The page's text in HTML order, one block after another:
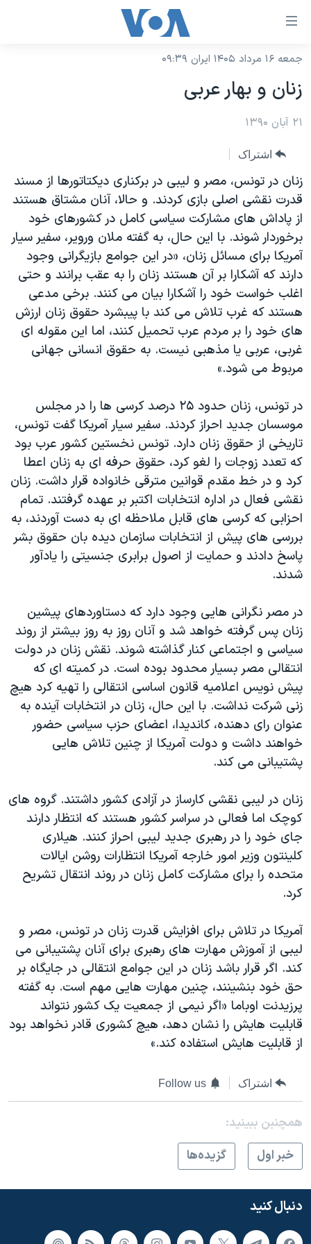
لینکهای
دسترسی
جهش
محتوای
جهش
به
صفحه
اصلی
جهش
به
جستجو
نسخه سبک وب‌سایت
موضوع ها
ایران
جهان
ورزشی
گزیده‌ها
ویژه برنامه‌ها
ویدیوها
فرهنگ و زندگی
حقوق شهروندی
اقتصادی
علم و فناوری
اسرائیل در جنگ
گالری عکس
آرشیو پخش زنده
برنامه های تلویزیونی
جدول برنامه ها
صفحه‌های ویژه
جام جهانی ۲۰۲۶
عملیات خشم حماسی
۲۵۰سالگی آمریکا
بایگانی برنامه‌های تلویزیونی
مستندها
انتخابات ریاست جمهوری آمریکا ۲۰۲۴
حمله جمهوری اسلامی به اسرائیل
ورزش زنان در ایران
اعتراضات زن، زندگی، آزادی
مجموعه مستندهای دادخواهی
تریبونال مردمی آبان ۹۸
دادگاه حمید نوری
چهل سال گروگان‌گیری
قانون شفافیت دارائی کادر رهبری ایران
اسرائیل در جنگ
نرگس محمدی برنده جایزه نوبل صلح
همایش محافظه‌کاران آمریکا «سی‌پک»
صفحه‌های ویژه
سفر پرزیدنت ترامپ به چین
فرکانس‌های صدای آمریکا
پخش رادیویی
یادگیری زبان انگلیسی
دنبال کنید
زبانهای مختلف
جمعه ۱۶ مرداد ۱۴۰۵ ایران ۰۹:۳۹
زنان و بهار عربی
۲۱ آبان ۱۳۹۰
اشتراک
زنان در تونس، مصر و لیبی در برکناری دیکتاتورها از مسند
قدرت نقشی اصلی بازی کردند. و حالا، آنان مشتاق هستند
از پاداش های مشارکت سیاسی کامل در کشورهای خود
برخوردار شوند. با این حال، به گفته ملان ورویر، سفیر سیار
آمریکا برای مسائل زنان، «در این جوامع بازیگرانی وجود
دارند که آشکارا بر آن هستند زنان را به عقب برانند و حتی
اغلب خواست خود را آشکارا بیان می کنند. برخی مدعی
هستند که غرب تلاش می کند با پیبشرد حقوق زنان ارزش
های خود را بر مردم عرب تحمیل کنند، اما این مقوله ای
غربی، عربی یا مذهبی نیست. به حقوق انسانی جهانی
مربوط می شود.»
در تونس، زنان حدود ۲۵ درصد کرسی ها را در مجلس
موسسان جدید احراز کردند. سفیر سیار آمریکا گفت تونس،
تاریخی از حقوق زنان دارد. تونس نخستین کشور عرب بود
که تعدد زوجات را لغو کرد، حقوق حرفه ای به زنان اعطا
کرد و در خط مقدم قوانین مترقی خانواده قرار داشت. زنان
نقشی فعال در اداره انتخابات اکتبر بر عهده گرفتند. تمام
احزابی که کرسی های قابل ملاحظه ای به دست آوردند، به
بررسی های پیش از انتخابات سازمان دیده بان حقوق بشر
پاسخ دادند و حمایت از اصول برابری جنسیتی را یادآور
شدند.
در مصر نگرانی هایی وجود دارد که دستاوردهای پیشین
زنان پس گرفته خواهد شد و آنان روز به روز بیشتر از روند
سیاسی و اجتماعی کنار گذاشته شوند. نقش زنان در دولت
انتقالی مصر بسیار محدود بوده است. در کمیته ای که
پیش نویس اعلامیه قانون اساسی انتقالی را تهیه کرد هیچ
زنی شرکت نداشت. با این حال، زنان در انتخابات آینده به
عنوان رای دهنده، کاندیدا، اعضای حزب سیاسی حضور
خواهند داشت و دولت آمریکا از چنین تلاش هایی
پشتیبانی می کند.
زنان در لیبی نقشی کارساز در آزادی کشور داشتند. گروه های
کوچک اما فعالی در سراسر کشور هستند که انتظار دارند
جای خود را در رهبری جدید لیبی احراز کنند. هیلاری
کلینتون وزیر امور خارجه آمریکا انتظارات روشن ایالات
متحده را برای مشارکت کامل زنان در روند انتقال تشریح
کرد.
آمریکا در تلاش برای افزایش قدرت زنان در تونس، مصر و
لیبی از آموزش مهارت های رهبری برای آنان پشتیبانی می
کند. اگر قرار باشد زنان در این جوامع انتقالی در جایگاه بر
حق خود بنشینند، چنین مهارت هایی مهم است. به گفته
پرزیدنت اوباما «اگر نیمی از جمعیت یک کشور نتواند
قابلیت هایش را نشان دهد، هیچ کشوری قادر نخواهد بود
از قابلیت هایش استفاده کند.»
اشتراک Follow us
همچنبن ببینید:
خبر اول
گزيده‌ها
دنبال کنید